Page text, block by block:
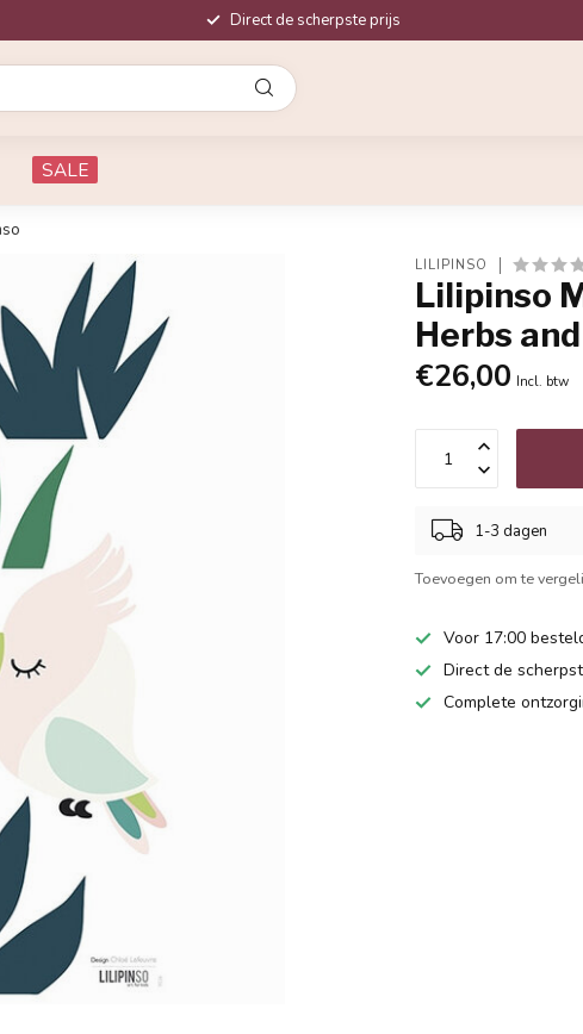
Direct de scherpste prijs
SALE
LILIPINSO
Lilipinso
Herbs
€26,00 Incl. btw
1-3 dagen
Toevoegen om te
Voor 17:00
Direct de
Complete